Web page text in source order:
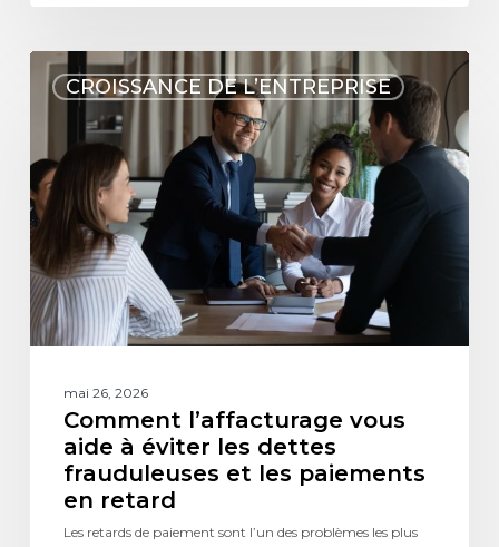
CROISSANCE DE L’ENTREPRISE
mai 26, 2026
Comment l’affacturage vous
aide à éviter les dettes
frauduleuses et les paiements
en retard
Les retards de paiement sont l’un des problèmes les plus